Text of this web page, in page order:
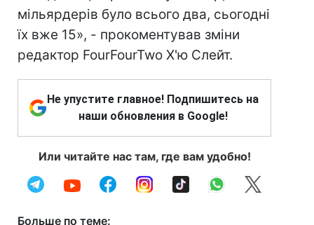
мільярдерів було всього два, сьогодні
їх вже 15», - прокоментував зміни
редактор FourFourTwo Х'ю Слейт.
Не упустите главное! Подпишитесь на
наши обновления в Google!
Или читайте нас там, где вам удобно!
Больше по теме: